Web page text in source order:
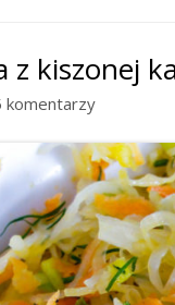
z kiszonej
komentarzy